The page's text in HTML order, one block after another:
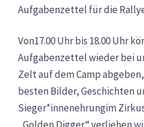
Aufgabenzettel für die
Von17.00 Uhr bis 18.00 Uhr
Aufgabenzettel wieder bei
Zelt auf dem Camp
besten Bilder, Geschichten
Sieger*innenehrungim